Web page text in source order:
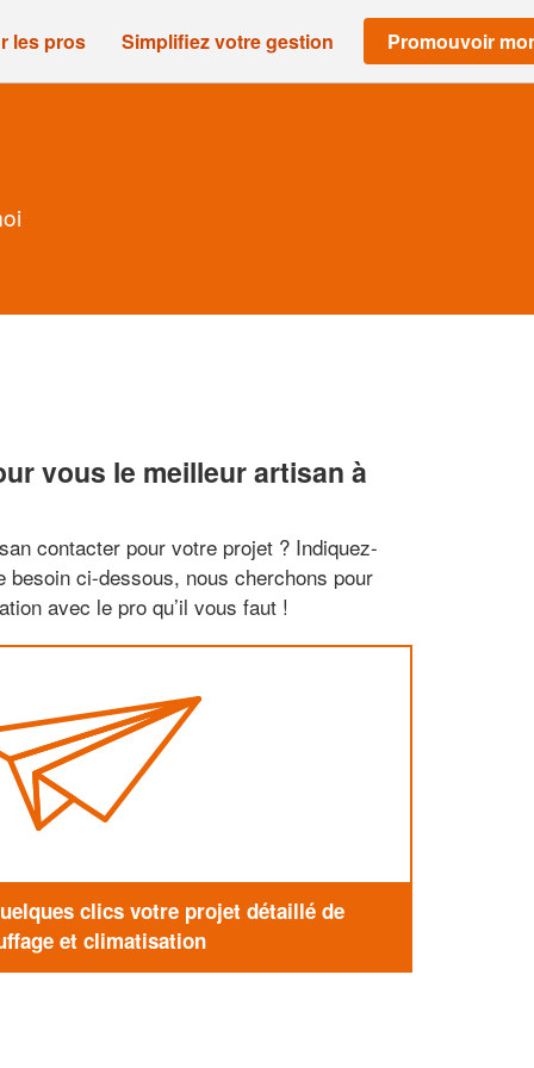
les pros Simplifiez votre gestion Promouvoir
vous le meilleur artisan à
contacter pour votre projet ? Indiquez-
besoin ci-dessous, nous cherchons pour
avec le pro qu’il vous faut !
clics votre projet détaillé de
et climatisation